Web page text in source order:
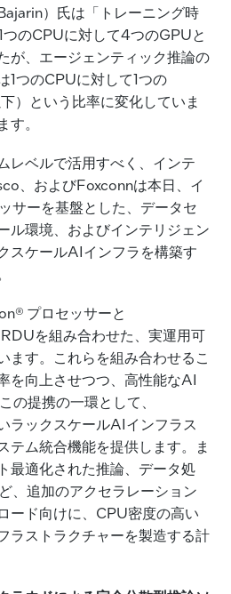
）氏は「トレーニング時
のCPUに対して4つのGPUと
が、エージェンティック推論の
1つのCPUに対して1つの
）という比率に変化していま
。
レベルで活用すべく、インテ
、およびFoxconnは本日、イ
サーを基盤とした、データセ
ル環境、およびインテリジェン
スケールAIインフラを構築す
プロセッサーと
を組み合わせた、実運用可
ます。これらを組み合わせるこ
を向上させつつ、高性能なAI
の提携の一環として、
ラックスケールAIインフラス
テム統合機能を提供します。ま
最適化された推論、データ処
、追加のアクセラレーション
ード向けに、CPU密度の高い
ラストラクチャーを製造する計